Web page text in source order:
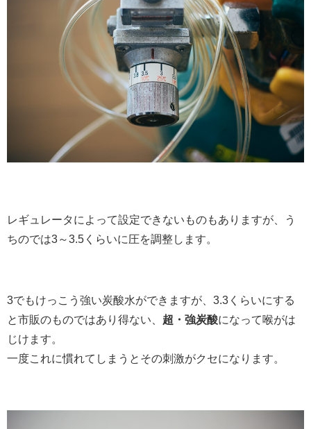
レギュレータによって設定できないものもありますが、う
ちのでは3～3.5くらいに圧を調整します。
3でもけっこう強い炭酸水ができますが、3.3くらいにする
と市販のものではあり得ない、 超・強炭酸になって喉がは
じけます。
一度これに慣れてしまうとその刺激がクセになります。